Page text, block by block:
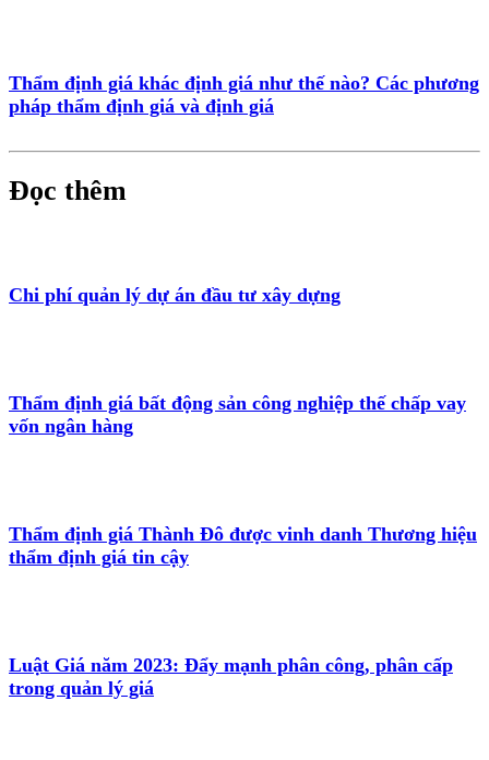
Thẩm định giá khác định giá như thế nào? Các phương
pháp thẩm định giá và định giá
Đọc thêm
Chi phí quản lý dự án đầu tư xây dựng
Thẩm định giá bất động sản công nghiệp thế chấp vay
vốn ngân hàng
Thẩm định giá Thành Đô được vinh danh Thương hiệu
thẩm định giá tin cậy
Luật Giá năm 2023: Đẩy mạnh phân công, phân cấp
trong quản lý giá